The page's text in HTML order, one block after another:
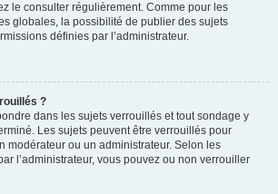
le consulter régulièrement. Comme pour les
globales, la possibilité de publier des sujets
définies par l’administrateur.
?
dans les sujets verrouillés et tout sondage y
Les sujets peuvent être verrouillés pour
modérateur ou un administrateur. Selon les
l’administrateur, vous pouvez ou non verrouiller